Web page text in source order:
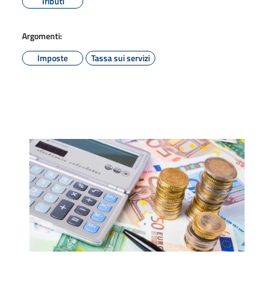
Argomenti:
Imposte
Tassa sui servizi